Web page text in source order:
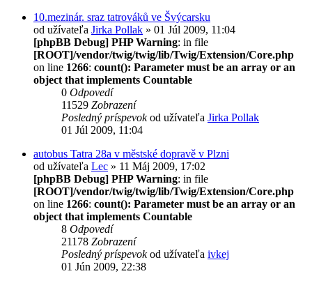
10.mezinár. sraz tatrováků ve Švýcarsku
od užívateľa Jirka Pollak » 01 Júl 2009, 11:04
[phpBB Debug] PHP Warning: in file
[ROOT]/vendor/twig/twig/lib/Twig/Extension/Core.php
on line 1266: count(): Parameter must be an array or an
object that implements Countable
0 Odpovedí
11529 Zobrazení
Posledný príspevokod užívateľa Jirka Pollak
01 Júl 2009, 11:04
autobus Tatra 28a v městské dopravě v Plzni
od užívateľa Lec » 11 Máj 2009, 17:02
[phpBB Debug] PHP Warning: in file
[ROOT]/vendor/twig/twig/lib/Twig/Extension/Core.php
on line 1266: count(): Parameter must be an array or an
object that implements Countable
8 Odpovedí
21178 Zobrazení
Posledný príspevokod užívateľa ivkej
01 Jún 2009, 22:38